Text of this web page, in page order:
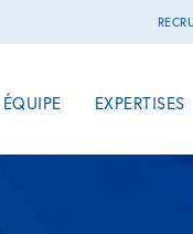
ÉQUIPE EXPERTISES